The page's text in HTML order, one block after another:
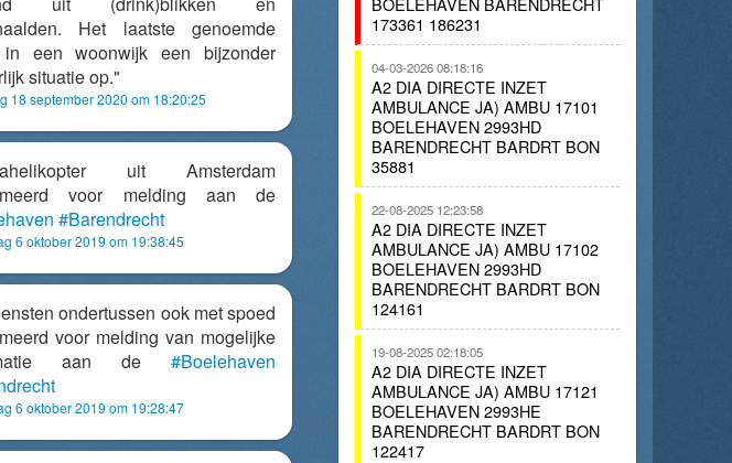
Het laatste genoemde
in een woonwijk een bijzonder
situatie op."
18 september 2020 om 18:20:25
uit Amsterdam
voor melding aan de
#Barendrecht
6 oktober 2019 om 19:38:45
ondertussen ook met spoed
voor melding van mogelijke
aan de #Boelehaven
6 oktober 2019 om 19:28:47
173361 186231
04-03-2026 08:18:16
A2 DIA DIRECTE INZET
AMBULANCE JA) AMBU 17101
BOELEHAVEN 2993HD
BARENDRECHT BARDRT BON
35881
22-08-2025 12:23:58
A2 DIA DIRECTE INZET
AMBULANCE JA) AMBU 17102
BOELEHAVEN 2993HD
BARENDRECHT BARDRT BON
124161
19-08-2025 02:18:05
A2 DIA DIRECTE INZET
AMBULANCE JA) AMBU 17121
BOELEHAVEN 2993HE
BARENDRECHT BARDRT BON
122417